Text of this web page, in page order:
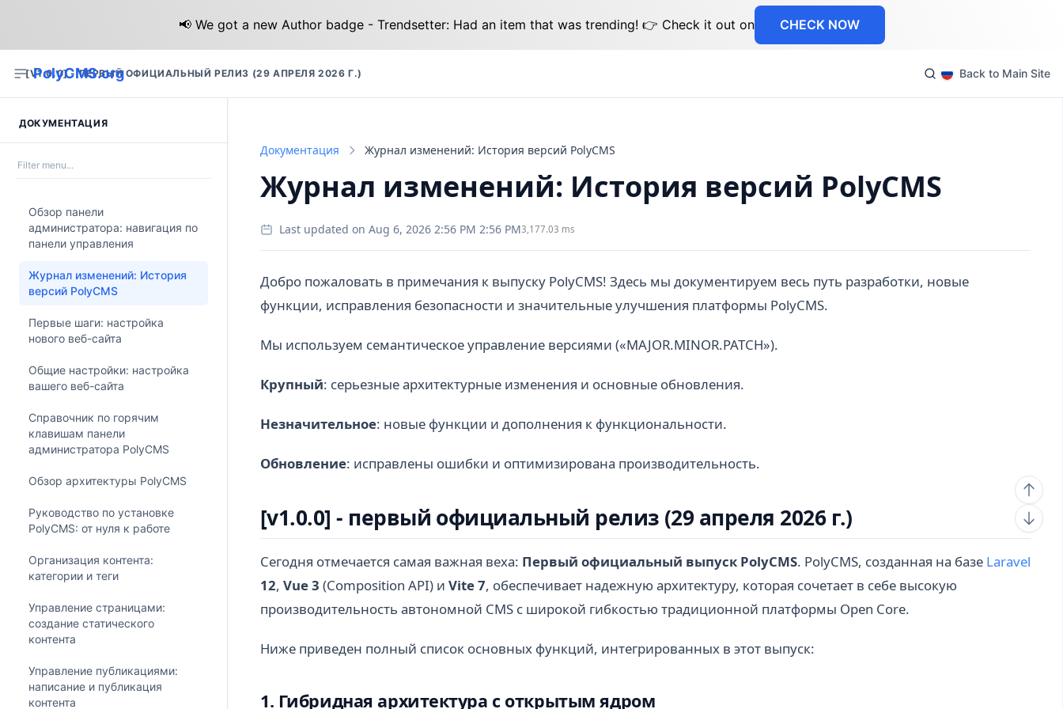
📢 We got a new Author badge - Trendsetter: Had an item that was trending! 👉 Check it out on CHECK NOW
PolyCMS.org
[V1.0.0] - ПЕРВЫЙ ОФИЦИАЛЬНЫЙ РЕЛИЗ (29 АПРЕЛЯ 2026 Г.) Back to Main Site
ДОКУМЕНТАЦИЯ
Обзор панели
администратора: навигация по
панели управления
Журнал изменений: История
версий PolyCMS
Первые шаги: настройка
нового веб-сайта
Общие настройки: настройка
вашего веб-сайта
Справочник по горячим
клавишам панели
администратора PolyCMS
Обзор архитектуры PolyCMS
Руководство по установке
PolyCMS: от нуля к работе
Организация контента:
категории и теги
Управление страницами:
создание статического
контента
Управление публикациями:
написание и публикация
контента
Документация Журнал изменений: История версий PolyCMS
Журнал изменений: История версий PolyCMS
Last updated on Aug 6, 2026 2:56 PM 2:56 PM3,177.03 ms
Добро пожаловать в примечания к выпуску PolyCMS! Здесь мы документируем весь путь разработки, новые
функции, исправления безопасности и значительные улучшения платформы PolyCMS.
Мы используем семантическое управление версиями («MAJOR.MINOR.PATCH»).
Крупный: серьезные архитектурные изменения и основные обновления.
Незначительное: новые функции и дополнения к функциональности.
Обновление: исправлены ошибки и оптимизирована производительность.
[v1.0.0] - первый официальный релиз (29 апреля 2026 г.)
Сегодня отмечается самая важная веха: Первый официальный выпуск PolyCMS. PolyCMS, созданная на базе Laravel
12, Vue 3 (Composition API) и Vite 7, обеспечивает надежную архитектуру, которая сочетает в себе высокую
производительность автономной CMS с широкой гибкостью традиционной платформы Open Core.
Ниже приведен полный список основных функций, интегрированных в этот выпуск:
1. Гибридная архитектура с открытым ядром